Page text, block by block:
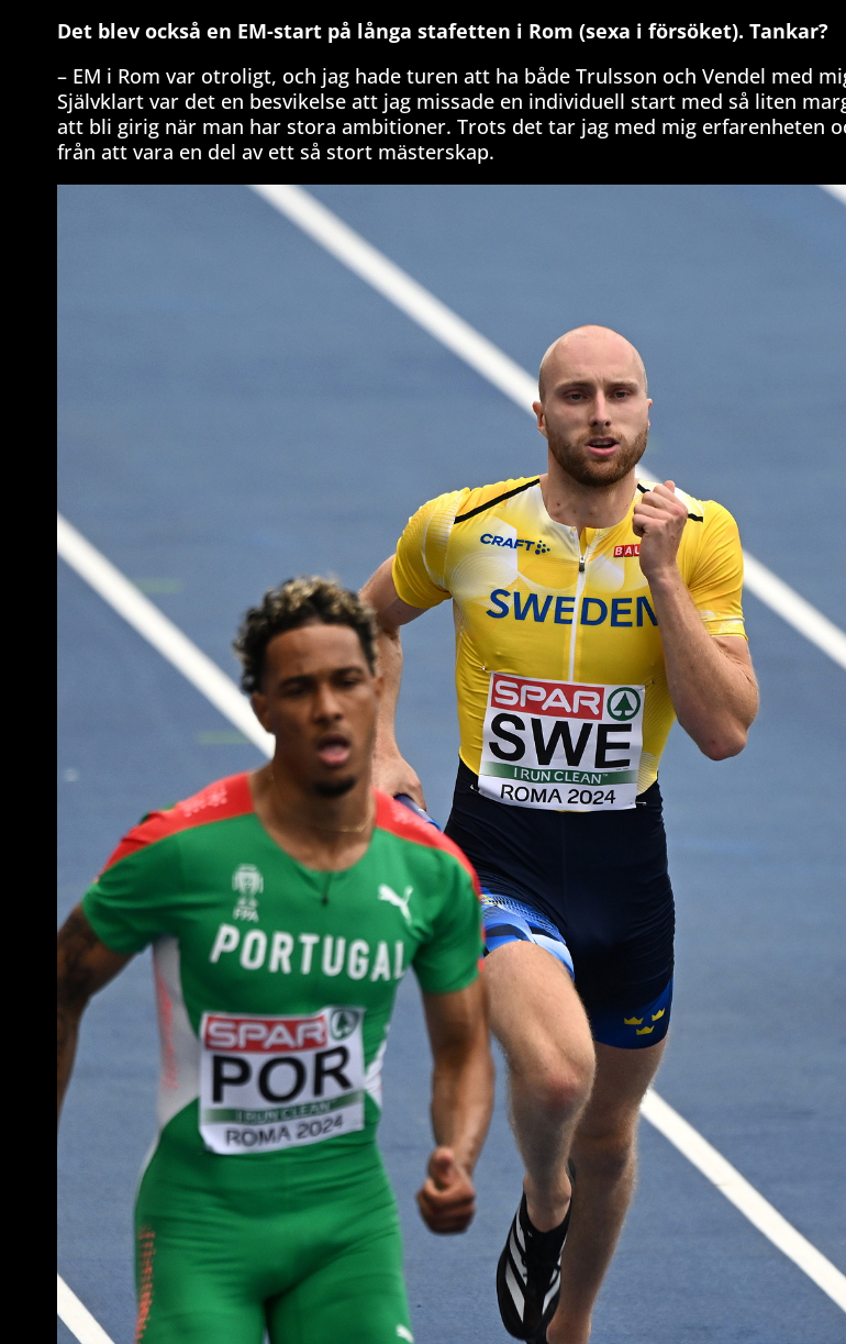
Det blev också en EM-start på långa stafetten i Rom (sexa i försöket). Tankar?
– EM i Rom var otroligt, och jag hade turen att ha både Trulsson och Vendel med
Självklart var det en besvikelse att jag missade en individuell start med så liten
att bli girig när man har stora ambitioner. Trots det tar jag med mig erfarenheten
från att vara en del av ett så stort mästerskap.